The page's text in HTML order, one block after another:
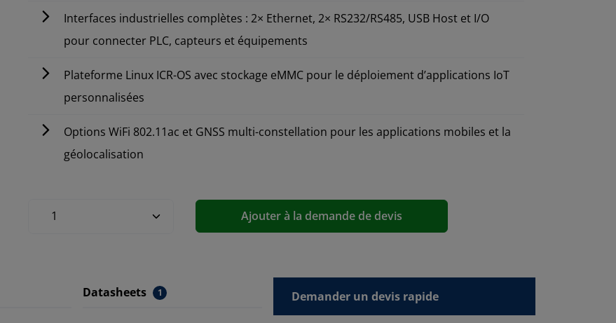
Interfaces industrielles complètes : 2× Ethernet, 2× RS232/RS485, USB Host et I/O
pour connecter PLC, capteurs et équipements
Plateforme Linux ICR-OS avec stockage eMMC pour le déploiement d’applications IoT
personnalisées
Options WiFi 802.11ac et GNSS multi-constellation pour les applications mobiles et la
géolocalisation
Ajouter à la demande de devis
Datasheets 1 Demander un devis rapide